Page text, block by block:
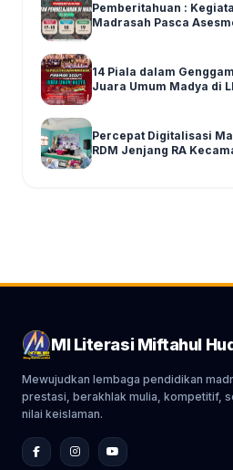
Pemberitahuan :
Madrasah Pasca
14 Piala dalam
Juara Umum Madya di
Percepat Digitalisasi
RDM Jenjang RA
MI Literasi Miftahul
Mewujudkan lembaga pendidikan
prestasi, berakhlak mulia, kompetitif,
nilai keislaman.